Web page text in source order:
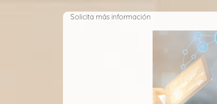
Solicita más información